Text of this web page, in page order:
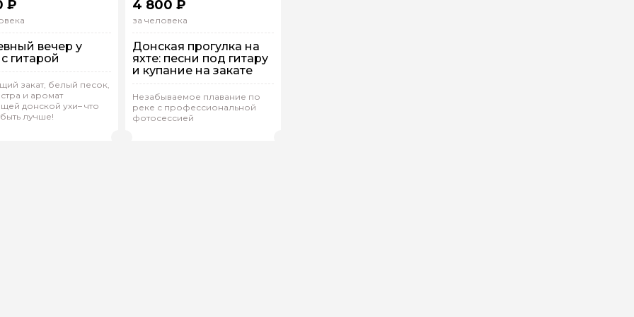
₽
вечер у
гитарой
закат, белый песок,
и аромат
донской ухи– что
лучше!
На машине
4 800 ₽
за человека
Донская прогулка на
яхте: песни под гитару
и купание на закате
Незабываемое плавание по
реке с профессиональной
фотосессией
Групповая Другой
вопрос гиду
вопросы, можете их задать